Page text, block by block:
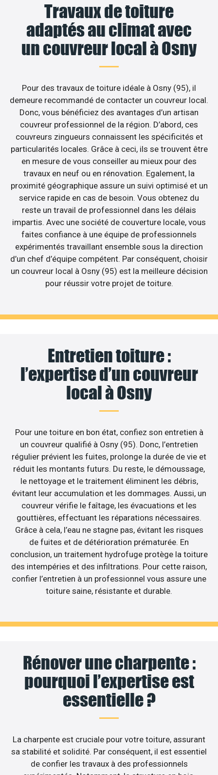
Travaux de toiture
adaptés au climat avec
un couvreur local à Osny
Pour des travaux de toiture idéale à Osny (95), il
demeure recommandé de contacter un couvreur local.
Donc, vous bénéficiez des avantages d’un artisan
couvreur professionnel de la région. D’abord, ces
couvreurs zingueurs connaissent les spécificités et
particularités locales. Grâce à ceci, ils se trouvent être
en mesure de vous conseiller au mieux pour des
travaux en neuf ou en rénovation. Egalement, la
proximité géographique assure un suivi optimisé et un
service rapide en cas de besoin. Vous obtenez du
reste un travail de professionnel dans les délais
impartis. Avec une société de couverture locale, vous
faites confiance à une équipe de professionnels
expérimentés travaillant ensemble sous la direction
d’un chef d’équipe compétent. Par conséquent, choisir
un couvreur local à Osny (95) est la meilleure décision
pour réussir votre projet de toiture.
Entretien toiture :
l’expertise d’un couvreur
local à Osny
Pour une toiture en bon état, confiez son entretien à
un couvreur qualifié à Osny (95). Donc, l’entretien
régulier prévient les fuites, prolonge la durée de vie et
réduit les montants futurs. Du reste, le démoussage,
le nettoyage et le traitement éliminent les débris,
évitant leur accumulation et les dommages. Aussi, un
couvreur vérifie le faîtage, les évacuations et les
gouttières, effectuant les réparations nécessaires.
Grâce à cela, l’eau ne stagne pas, évitant les risques
de fuites et de détérioration prématurée. En
conclusion, un traitement hydrofuge protège la toiture
des intempéries et des infiltrations. Pour cette raison,
confier l’entretien à un professionnel vous assure une
toiture saine, résistante et durable.
Rénover une charpente :
pourquoi l’expertise est
essentielle ?
La charpente est cruciale pour votre toiture, assurant
sa stabilité et solidité. Par conséquent, il est essentiel
de confier les travaux à des professionnels